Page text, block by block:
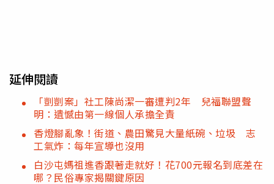
延伸閱讀
「剴剴案」社工陳尚潔一審遭判2年 兒福聯盟聲
明：遺憾由第一線個人承擔全責
香燈腳亂象！街道、農田驚見大量紙碗、垃圾 志
工氣炸：每年宣導也沒用
白沙屯媽祖進香跟著走就好！花700元報名到底差在
哪？民俗專家揭關鍵原因